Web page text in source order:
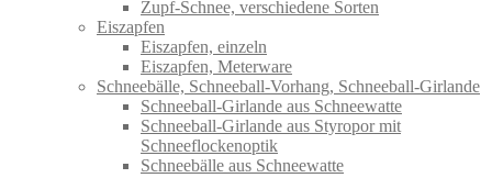
Zupf-Schnee, verschiedene Sorten
Eiszapfen
Eiszapfen, einzeln
Eiszapfen, Meterware
Schneebälle, Schneeball-Vorhang, Schneeball-Girlande
Schneeball-Girlande aus Schneewatte
Schneeball-Girlande aus Styropor mit
Schneeflockenoptik
Schneebälle aus Schneewatte